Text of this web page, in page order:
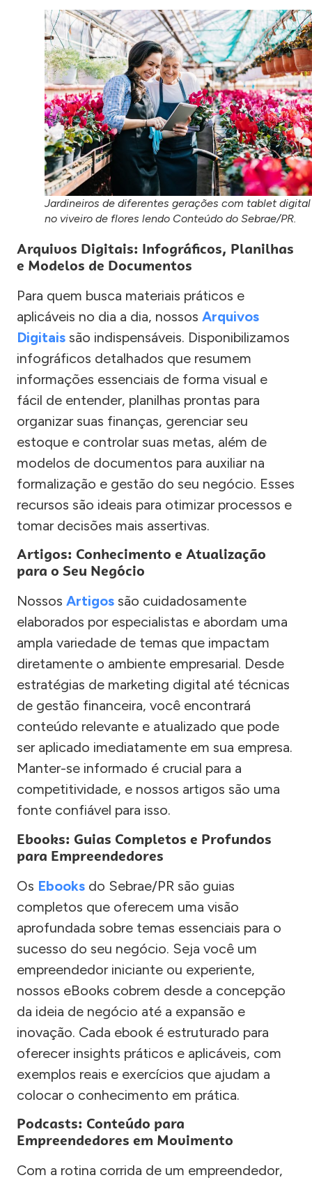
Jardineiros de diferentes gerações com tablet digital
no viveiro de flores lendo Conteúdo do Sebrae/PR.
Arquivos Digitais: Infográficos, Planilhas
e Modelos de Documentos
Para quem busca materiais práticos e
aplicáveis no dia a dia, nossos Arquivos
Digitais são indispensáveis. Disponibilizamos
infográficos detalhados que resumem
informações essenciais de forma visual e
fácil de entender, planilhas prontas para
organizar suas finanças, gerenciar seu
estoque e controlar suas metas, além de
modelos de documentos para auxiliar na
formalização e gestão do seu negócio. Esses
recursos são ideais para otimizar processos e
tomar decisões mais assertivas.
Artigos: Conhecimento e Atualização
para o Seu Negócio
Nossos Artigos são cuidadosamente
elaborados por especialistas e abordam uma
ampla variedade de temas que impactam
diretamente o ambiente empresarial. Desde
estratégias de marketing digital até técnicas
de gestão financeira, você encontrará
conteúdo relevante e atualizado que pode
ser aplicado imediatamente em sua empresa.
Manter-se informado é crucial para a
competitividade, e nossos artigos são uma
fonte confiável para isso.
Ebooks: Guias Completos e Profundos
para Empreendedores
Os Ebooks do Sebrae/PR são guias
completos que oferecem uma visão
aprofundada sobre temas essenciais para o
sucesso do seu negócio. Seja você um
empreendedor iniciante ou experiente,
nossos eBooks cobrem desde a concepção
da ideia de negócio até a expansão e
inovação. Cada ebook é estruturado para
oferecer insights práticos e aplicáveis, com
exemplos reais e exercícios que ajudam a
colocar o conhecimento em prática.
Podcasts: Conteúdo para
Empreendedores em Movimento
Com a rotina corrida de um empreendedor,